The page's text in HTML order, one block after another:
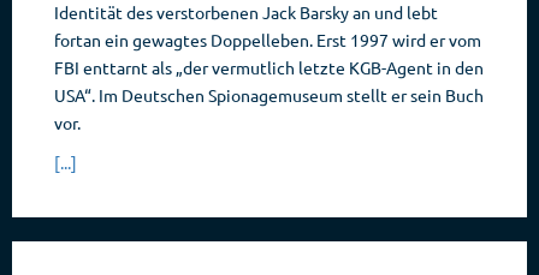
Identität des verstorbenen Jack Barsky an und lebt
fortan ein gewagtes Doppelleben. Erst 1997 wird er vom
FBI enttarnt als „der vermutlich letzte KGB-Agent in den
USA“. Im Deutschen Spionagemuseum stellt er sein Buch
vor.
[...]